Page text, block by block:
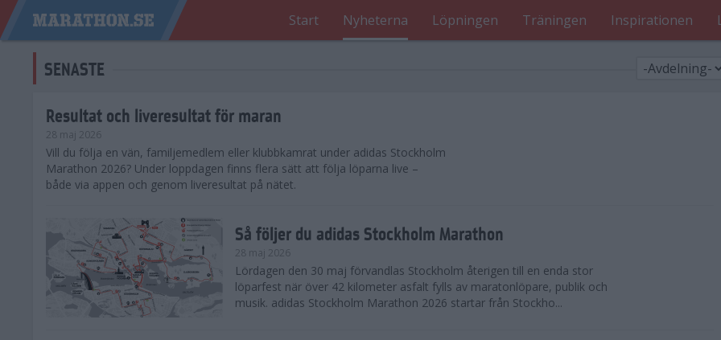
Start Nyheterna Löpningen Träningen Inspirationen
SENASTE
Resultat och liveresultat för maran
28 maj 2026
​Vill du följa en vän, familjemedlem eller klubbkamrat under adidas Stockholm
Marathon 2026? Under loppdagen finns flera sätt att följa löparna live –
både via appen och genom liveresultat på nätet.
Så följer du adidas Stockholm Marathon
28 maj 2026
Lördagen den 30 maj förvandlas Stockholm återigen till en enda stor
löparfest när över 42 kilometer asfalt fylls av maratonlöpare, publik och
musik. adidas Stockholm Marathon 2026 startar från Stockho...